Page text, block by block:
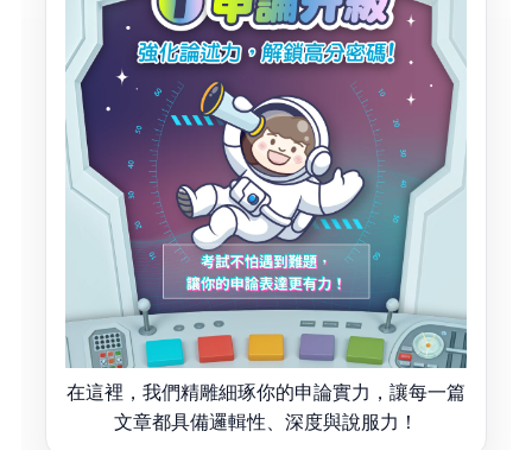
在這裡，我們精雕細琢你的申論實力，讓每一篇
文章都具備邏輯性、深度與說服力！